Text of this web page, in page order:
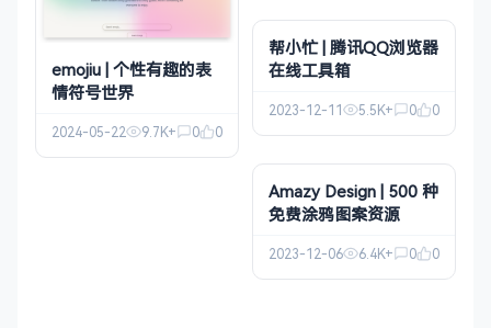
emojiu | 个性有趣的表
情符号世界
2024-05-22 9.7K+ 0 0
帮小忙 | 腾讯QQ浏览器
在线工具箱
2023-12-11 5.5K+ 0 0
Amazy Design | 500 种
免费涂鸦图案资源
2023-12-06 6.4K+ 0 0